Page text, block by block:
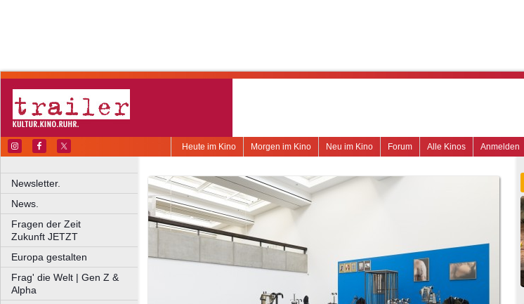
Anmelden
Alle Kinos
Forum
Neu im Kino
Morgen im Kino
Heute im Kino
Newsletter.
News.
Fragen der Zeit
Zukunft JETZT
Europa gestalten
Frag' die Welt | Gen Z &
Alpha